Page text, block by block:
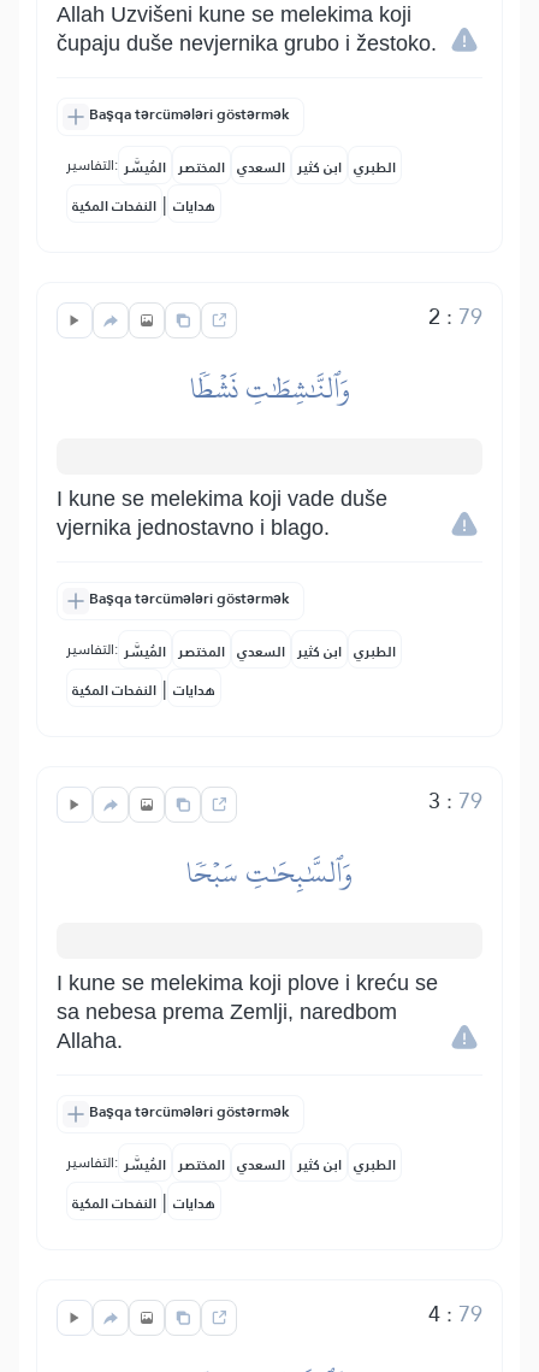
Allah Uzvišeni kune se melekima koji
čupaju duše nevjernika grubo i žestoko.
Başqa tərcümələri göstərmək
التفاسير: المُيسَّر المختصر السعدي ابن كثير الطبري
النفحات المكية | هدايات
2 : 79
وَٱلنَّٰشِطَٰتِ نَشۡطٗا
I kune se melekima koji vade duše
vjernika jednostavno i blago.
Başqa tərcümələri göstərmək
التفاسير: المُيسَّر المختصر السعدي ابن كثير الطبري
النفحات المكية | هدايات
3 : 79
وَٱلسَّٰبِحَٰتِ سَبۡحٗا
I kune se melekima koji plove i kreću se
sa nebesa prema Zemlji, naredbom
Allaha.
Başqa tərcümələri göstərmək
التفاسير: المُيسَّر المختصر السعدي ابن كثير الطبري
النفحات المكية | هدايات
4: 79